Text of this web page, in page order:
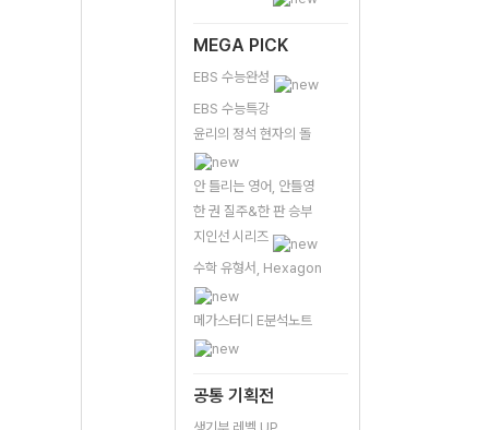
MEGA PICK
EBS 수능완성
EBS 수능특강
윤리의 정석 현자의 돌
안 틀리는 영어, 안틀영
한 권 질주&한 판 승부
지인선 시리즈
수학 유형서, Hexagon
메가스터디 E분석노트
공통 기획전